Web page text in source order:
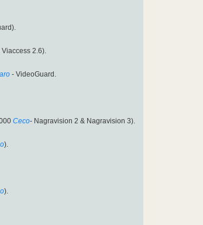
2.6).
- VideoGuard.
Ceco- Nagravision 2 & Nagravision 3).
).
).